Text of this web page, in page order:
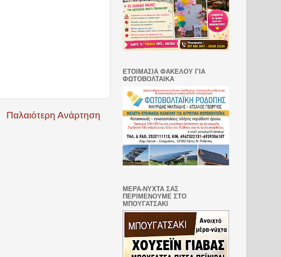
Παλαιότερη Ανάρτηση
ΕΤΟΙΜΑΣΙΑ ΦΑΚΕΛΟΥ ΓΙΑ
ΦΩΤΟΒΟΛΤΑΙΚΑ
ΜΕΡΑ-ΝΥΧΤΑ ΣΑΣ
ΠΕΡΙΜΕΝΟΥΜΕ ΣΤΟ
ΜΠΟΥΓΑΤΣΑΚΙ